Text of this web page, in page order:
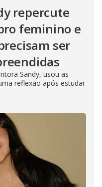
repercute
feminino e
ser
Sandy, usou as
reflexão após estudar